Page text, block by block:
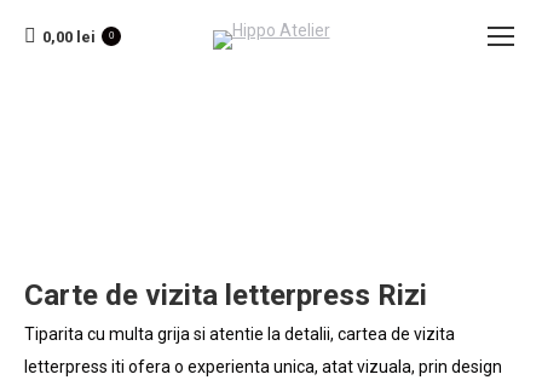
0,00 lei 0
Carte de vizita letterpress Rizi
Tiparita cu multa grija si atentie la detalii, cartea de vizita
letterpress iti ofera o experienta unica, atat vizuala, prin design